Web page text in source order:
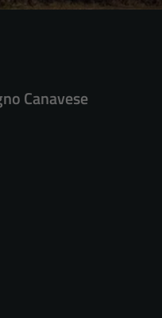
Canavese